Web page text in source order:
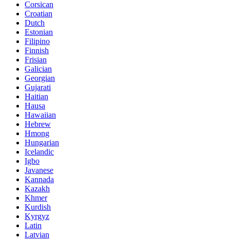
Corsican
Croatian
Dutch
Estonian
Filipino
Finnish
Frisian
Galician
Georgian
Gujarati
Haitian
Hausa
Hawaiian
Hebrew
Hmong
Hungarian
Icelandic
Igbo
Javanese
Kannada
Kazakh
Khmer
Kurdish
Kyrgyz
Latin
Latvian